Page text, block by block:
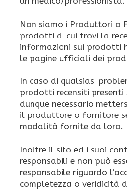
Non siamo i Produttori o
prodotti di cui trovi la
informazioni sui prodotti
le pagine ufficiali dei
In caso di qualsiasi
prodotti recensiti presenti
dunque necessario
il produttore o fornitore
modalità fornite da loro.
Inoltre il sito ed i suoi
responsabili e non può
responsabile riguardo
completezza o veridicità